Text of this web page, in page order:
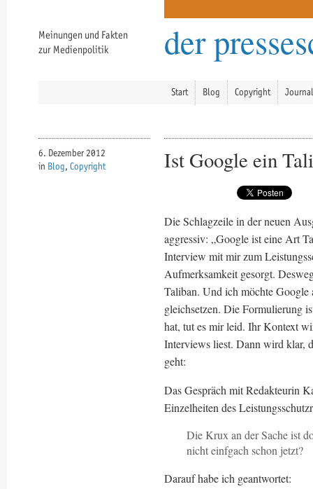
Meinungen und Fakten
zur Medienpolitik
der
Start Blog Copyright
6. Dezember 2012
in Blog, Copyright Ist Google ein
Die Schlagzeile in der neuen
aggressiv: „Google ist eine Art
Interview mit mir zum
Aufmerksamkeit gesorgt.
Taliban. Und ich möchte Google
gleichsetzen. Die Formulierung
hat, tut es mir leid. Ihr Kontext
Interviews liest. Dann wird klar,
geht:
Das Gespräch mit Redakteurin
Einzelheiten des
Die Krux an der Sache ist
nicht einfgach schon jetzt?
Darauf habe ich geantwortet: